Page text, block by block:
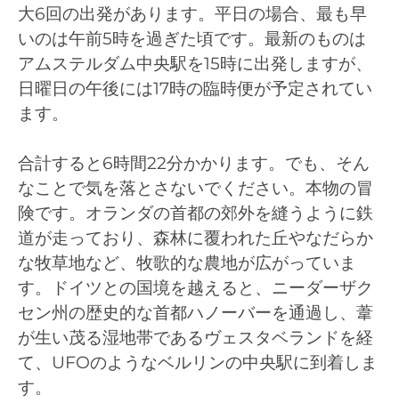
大6回の出発があります。平日の場合、最も早
いのは午前5時を過ぎた頃です。最新のものは
アムステルダム中央駅を15時に出発しますが、
日曜日の午後には17時の臨時便が予定されてい
ます。
合計すると6時間22分かかります。でも、そん
なことで気を落とさないでください。本物の冒
険です。オランダの首都の郊外を縫うように鉄
道が走っており、森林に覆われた丘やなだらか
な牧草地など、牧歌的な農地が広がっていま
す。ドイツとの国境を越えると、ニーダーザク
セン州の歴史的な首都ハノーバーを通過し、葦
が生い茂る湿地帯であるヴェスタベランドを経
て、UFOのようなベルリンの中央駅に到着しま
す。